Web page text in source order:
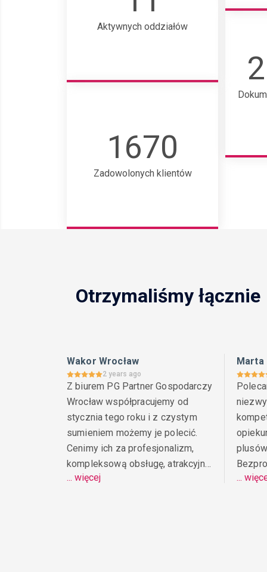
Aktywnych oddziałów
1670
Zadowolonych klientów
Otrzymaliśmy łącznie
Wakor Wrocław
2 years ago
Z biurem PG Partner Gospodarczy
Wrocław współpracujemy od
stycznia tego roku i z czystym
sumieniem możemy je polecić.
Cenimy ich za profesjonalizm,
kompleksową obsługę, atrakcyjne
ceny i nowoczesne rozwiązania.
... więcej
Marta
...